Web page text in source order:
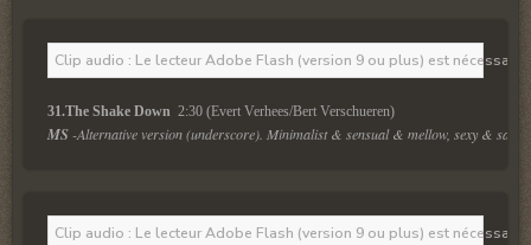
Clip audio : Le lecteur Adobe Flash (version 9 ou plus) est
31.The Shake Down 2:30 (Evert Verhees/Bert Verschueren)
MS -Alternative version (underscore). Minimalist & sensual & mellow, sexy &
Clip audio : Le lecteur Adobe Flash (version 9 ou plus) est